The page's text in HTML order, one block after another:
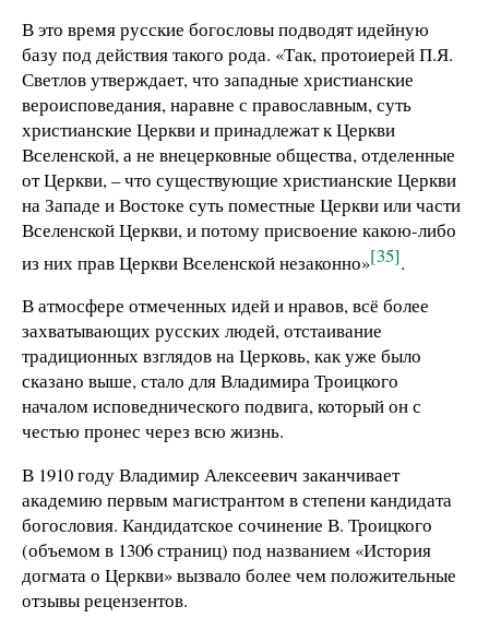
В это время русские богословы подводят идейную
базу под действия такого рода. «Так, протоиерей П.Я.
Светлов утверждает, что западные христианские
вероисповедания, наравне с православным, суть
христианские Церкви и принадлежат к Церкви
Вселенской, а не внецерковные общества, отделенные
от Церкви, – что существующие христианские Церкви
на Западе и Востоке суть поместные Церкви или части
Вселенской Церкви, и потому присвоение какою-либо
из них прав Церкви Вселенской незаконно»[35].
В атмосфере отмеченных идей и нравов, всё более
захватывающих русских людей, отстаивание
традиционных взглядов на Церковь, как уже было
сказано выше, стало для Владимира Троицкого
началом исповеднического подвига, который он с
честью пронес через всю жизнь.
В 1910 году Владимир Алексеевич заканчивает
академию первым магистрантом в степени кандидата
богословия. Кандидатское сочинение В. Троицкого
(объемом в 1306 страниц) под названием «История
догмата о Церкви» вызвало более чем положительные
отзывы рецензентов.